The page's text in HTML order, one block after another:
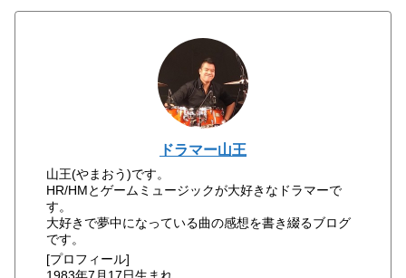
ドラマー山王
山王(やまおう)です。
HR/HMとゲームミュージックが大好きなドラマーで
す。
大好きで夢中になっている曲の感想を書き綴るブログ
です。
[プロフィール]